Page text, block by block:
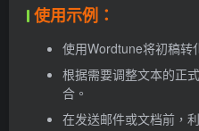
使用示例：
使用Wordtune将初稿转
根据需要调整文本的正
合。
在发送邮件或文档前，